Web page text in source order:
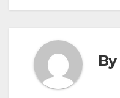
By